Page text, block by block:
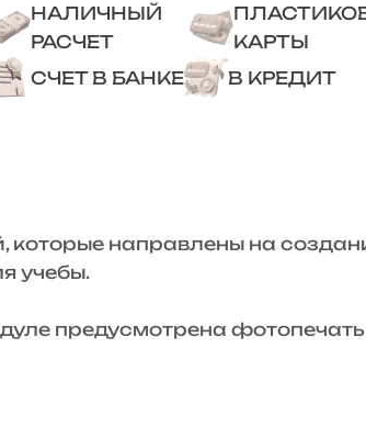
НАЛИЧНЫЙ
РАСЧЕТ
КАРТЫ
СЧЕТ В БАНКЕ
В КРЕДИТ
которые направлены на
учебы.
предусмотрена